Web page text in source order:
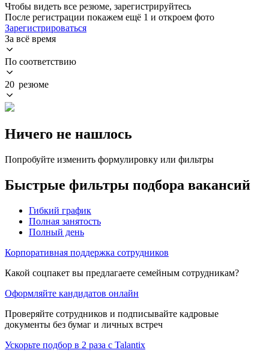
Чтобы видеть все резюме, зарегистрируйтесь
После регистрации покажем ещё 1 и откроем фото
Зарегистрироваться
За всё время
По соответствию
20 резюме
Ничего не нашлось
Попробуйте изменить формулировку или фильтры
Быстрые фильтры подбора вакансий
Гибкий график
Полная занятость
Полный день
Корпоративная поддержка сотрудников
Какой соцпакет вы предлагаете семейным сотрудникам?
Оформляйте кандидатов онлайн
Проверяйте сотрудников и подписывайте кадровые
документы без бумаг и личных встреч
Ускорьте подбор в 2 раза с Talantix